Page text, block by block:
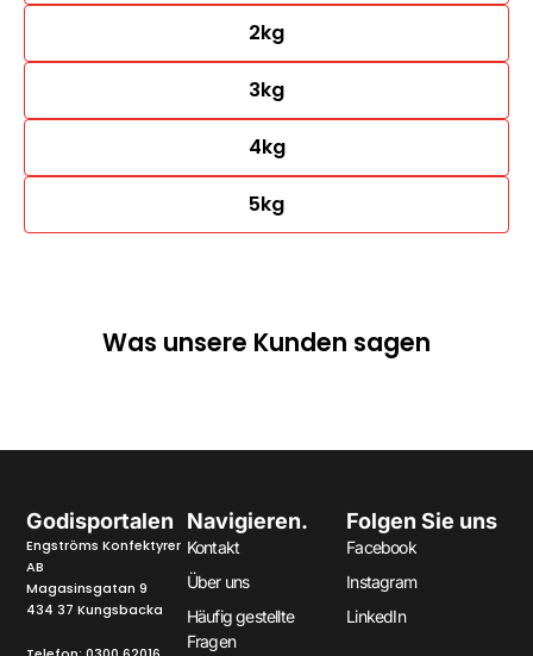
2kg
3kg
4kg
5kg
Was unsere Kunden sagen
Godisportalen
Engströms Konfektyrer
AB
Magasinsgatan 9
434 37 Kungsbacka
Navigieren.
Kontakt
Über uns
Häufig gestellte
Fragen
Folgen Sie uns
Facebook
Instagram
LinkedIn